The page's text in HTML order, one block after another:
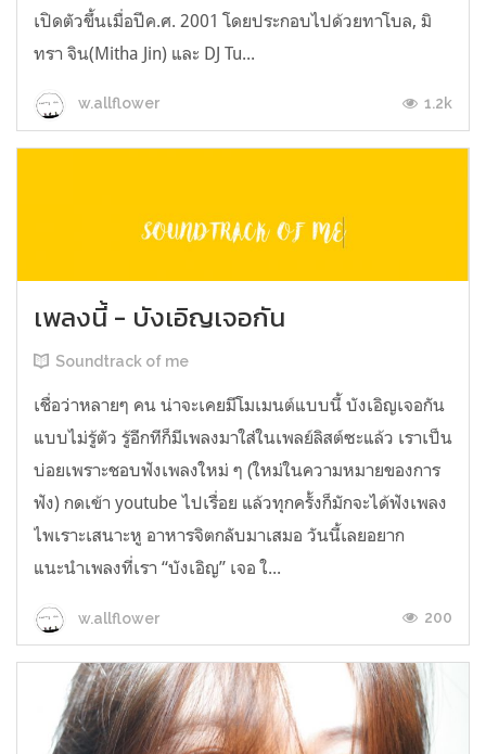
เปิดตัวขึ้นเมื่อปีค.ศ. 2001 โดยประกอบไปด้วยทาโบล, มิ
ทรา จิน(Mitha Jin) และ DJ Tu...
w.allflower 1.2k
เพลงนี้ - บังเอิญเจอกัน
Soundtrack of me
เชื่อว่าหลายๆ คน น่าจะเคยมีโมเมนต์แบบนี้ บังเอิญเจอกัน
แบบไม่รู้ตัว รู้อีกทีก็มีเพลงมาใส่ในเพลย์ลิสต์ซะแล้ว เราเป็น
บ่อยเพราะชอบฟังเพลงใหม่ ๆ (ใหม่ในความหมายของการ
ฟัง) กดเข้า youtube ไปเรื่อย แล้วทุกครั้งก็มักจะได้ฟังเพลง
ไพเราะเสนาะหู อาหารจิตกลับมาเสมอ วันนี้เลยอยาก
แนะนำเพลงที่เรา “บังเอิญ” เจอ ใ...
w.allflower 200